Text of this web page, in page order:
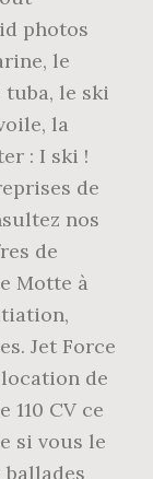
photos
le
le ski
la
: I ski !
de
nos
de
Motte à
Jet Force
location de
CV ce
si vous le